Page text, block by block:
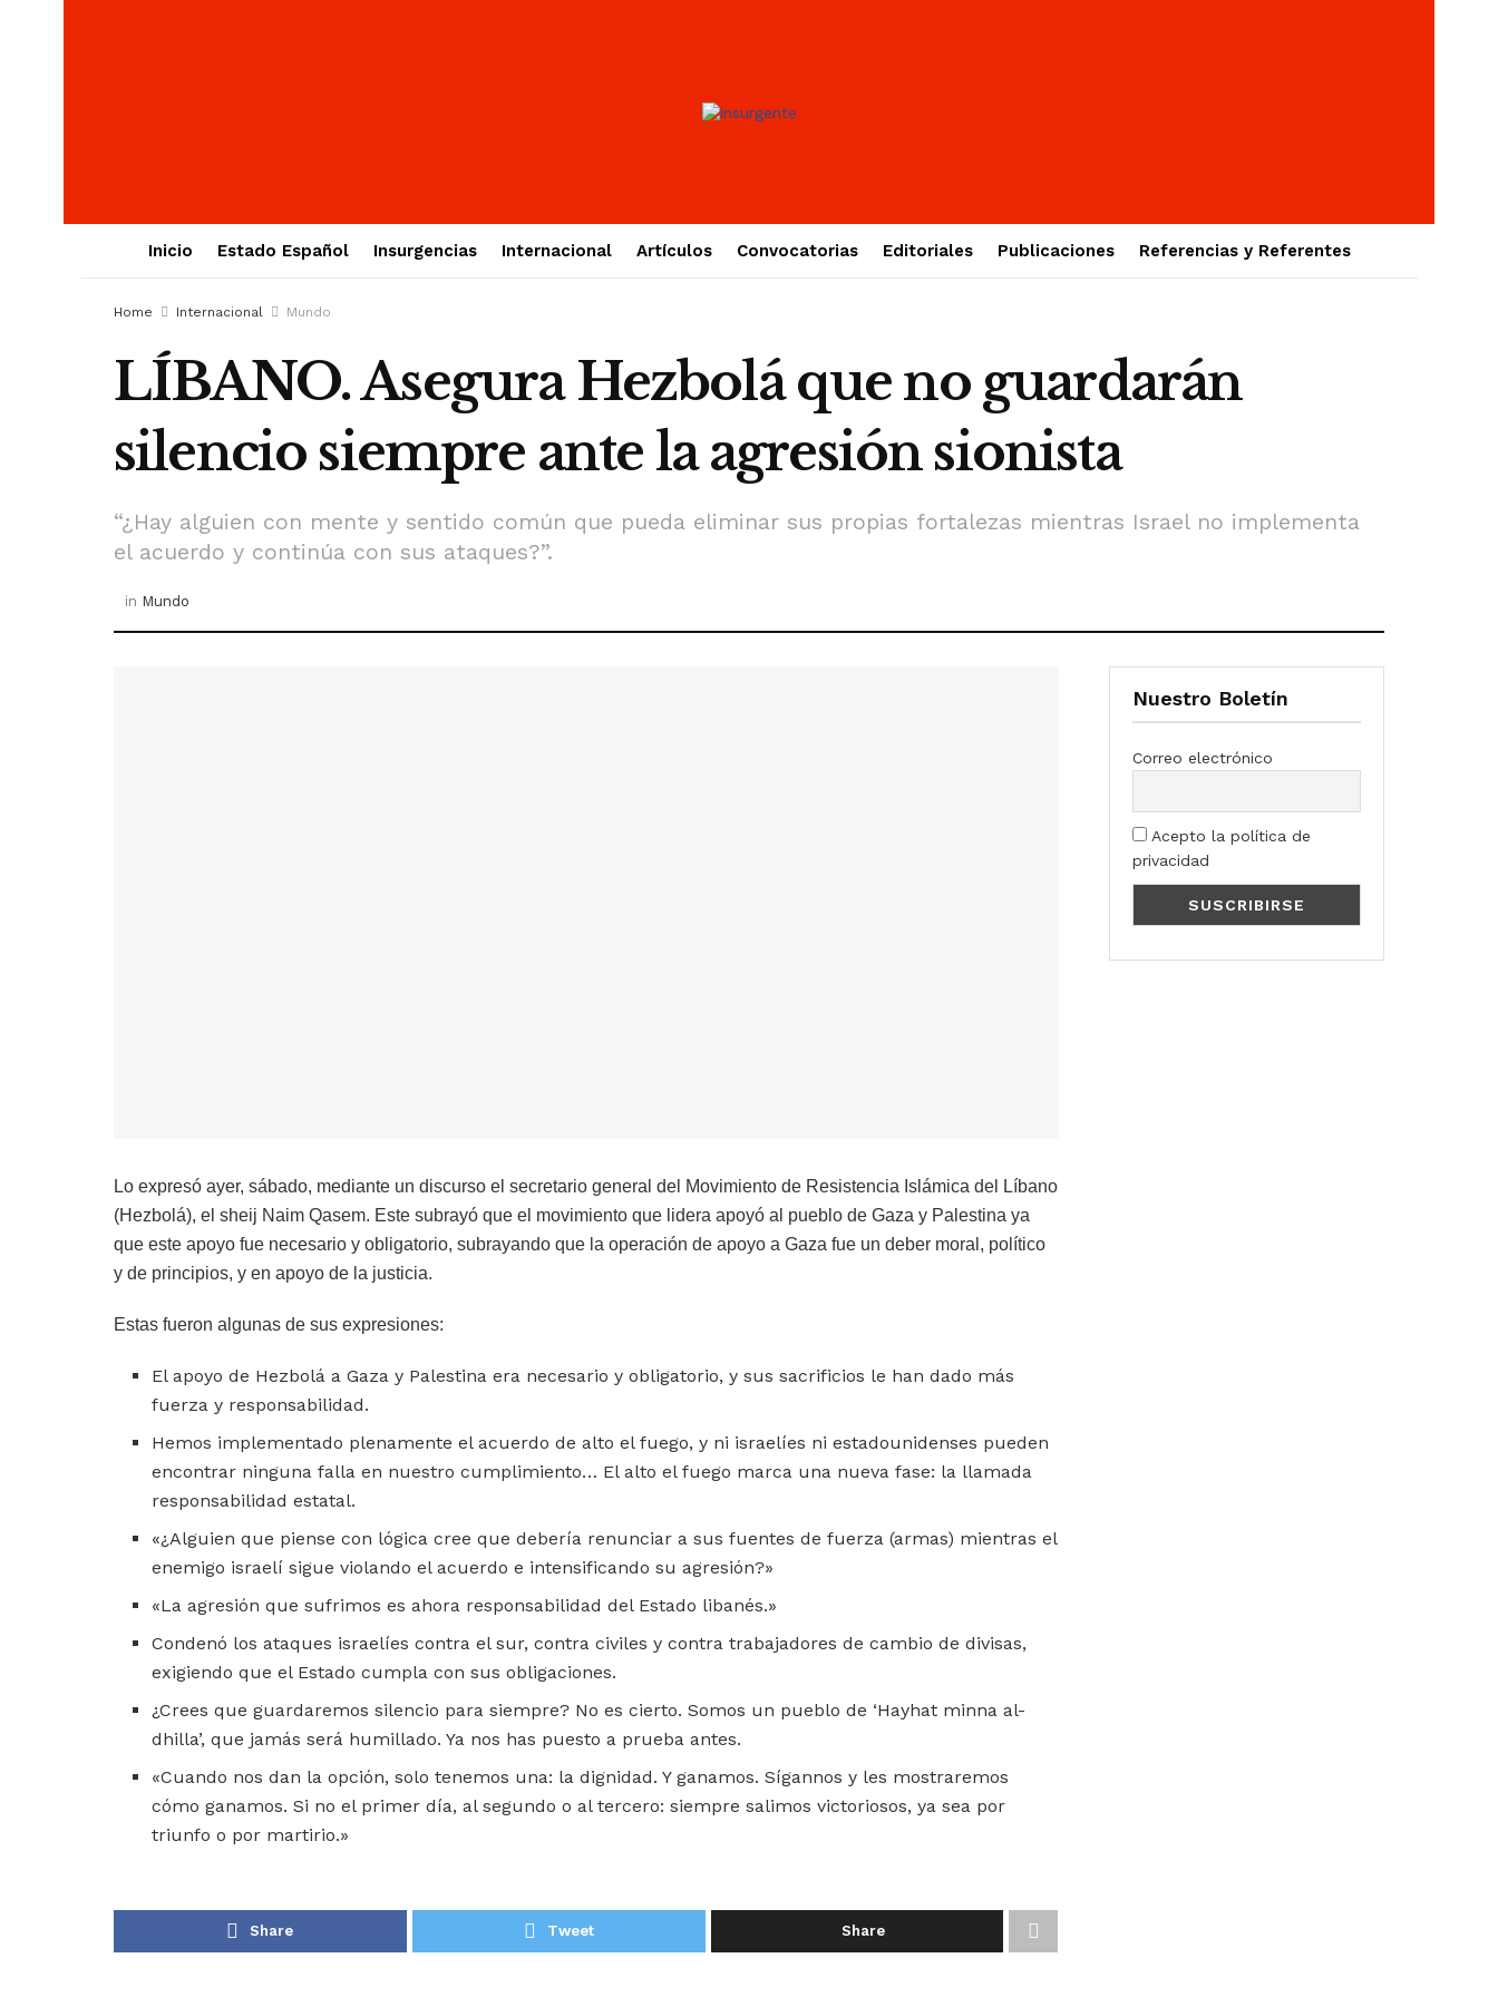
Inicio Estado Español Insurgencias Internacional Artículos Convocatorias Editoriales Publicaciones Referencias y Referentes
Home Internacional Mundo
LÍBANO. Asegura Hezbolá que no guardarán
silencio siempre ante la agresión sionista
“¿Hay alguien con mente y sentido común que pueda eliminar sus propias fortalezas mientras Israel no implementa
el acuerdo y continúa con sus ataques?”.
in Mundo
Lo expresó ayer, sábado, mediante un discurso el secretario general del Movimiento de Resistencia Islámica del Líbano
(Hezbolá), el sheij Naim Qasem. Este subrayó que el movimiento que lidera apoyó al pueblo de Gaza y Palestina ya
que este apoyo fue necesario y obligatorio, subrayando que la operación de apoyo a Gaza fue un deber moral, político
y de principios, y en apoyo de la justicia.
Estas fueron algunas de sus expresiones:
El apoyo de Hezbolá a Gaza y Palestina era necesario y obligatorio, y sus sacrificios le han dado más
fuerza y ​​responsabilidad.
Hemos implementado plenamente el acuerdo de alto el fuego, y ni israelíes ni estadounidenses pueden
encontrar ninguna falla en nuestro cumplimiento… El alto el fuego marca una nueva fase: la llamada
responsabilidad estatal.
«¿Alguien que piense con lógica cree que debería renunciar a sus fuentes de fuerza (armas) mientras el
enemigo israelí sigue violando el acuerdo e intensificando su agresión?»
«La agresión que sufrimos es ahora responsabilidad del Estado libanés.»
Condenó los ataques israelíes contra el sur, contra civiles y contra trabajadores de cambio de divisas,
exigiendo que el Estado cumpla con sus obligaciones.
¿Crees que guardaremos silencio para siempre? No es cierto. Somos un pueblo de ‘Hayhat minna al-
dhilla’, que jamás será humillado. Ya nos has puesto a prueba antes.
«Cuando nos dan la opción, solo tenemos una: la dignidad. Y ganamos. Sígannos y les mostraremos
cómo ganamos. Si no el primer día, al segundo o al tercero: siempre salimos victoriosos, ya sea por
triunfo o por martirio.»
Share Tweet Share
Nuestro Boletín
Correo electrónico
Acepto la política de
privacidad